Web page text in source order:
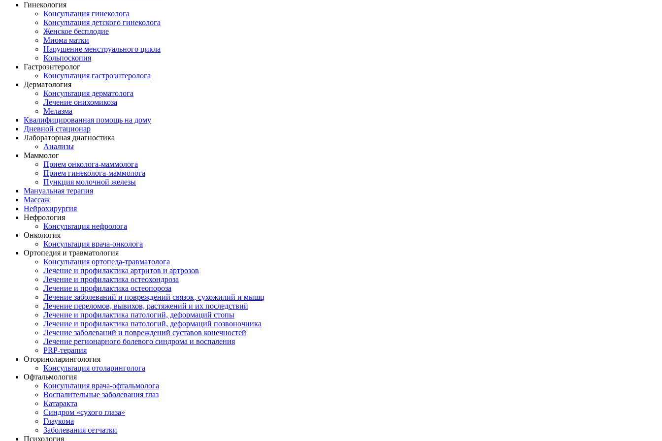
Гинекология
Консультация гинеколога
Консультация детского гинеколога
Женское бесплодие
Миома матки
Нарушение менструального цикла
Кольпоскопия
Гастроэнтеролог
Консультация гастроэнтеролога
Дерматология
Консультация дерматолога
Лечение онихомикоза
Мелазма
Квалифицированная помощь на дому
Дневной стационар
Лабораторная диагностика
Анализы
Маммолог
Прием онколога-маммолога
Прием гинеколога-маммолога
Пункция молочной железы
Мануальная терапия
Массаж
Нейрохирургия
Нефрология
Консультация нефролога
Онкология
Консультация врача-онколога
Ортопедия и травматология
Консультация ортопеда-травматолога
Лечение и профилактика артритов и артрозов
Лечение и профилактика остеохондроза
Лечение и профилактика остеопороза
Лечение заболеваний и повреждений связок, сухожилий и мышц
Лечение переломов, вывихов, растяжений и их последствий
Лечение и профилактика патологий, деформаций стопы
Лечение и профилактика патологий, деформаций позвоночника
Лечение заболеваний и повреждений суставов конечностей
Лечение регионарного болевого синдрома и воспаления
PRP-терапия
Оториноларингология
Консультация отоларинголога
Офтальмология
Консультация врача-офтальмолога
Воспалительные заболевания глаз
Катаракта
Синдром «сухого глаза»
Глаукома
Заболевания сетчатки
Психология